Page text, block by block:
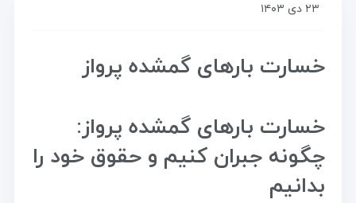
۲۳ دی ۱۴۰۳
خسارت بارهای گمشده پرواز
خسارت بارهای گمشده پرواز:
چگونه جبران کنیم و حقوق خود را
بدانیم